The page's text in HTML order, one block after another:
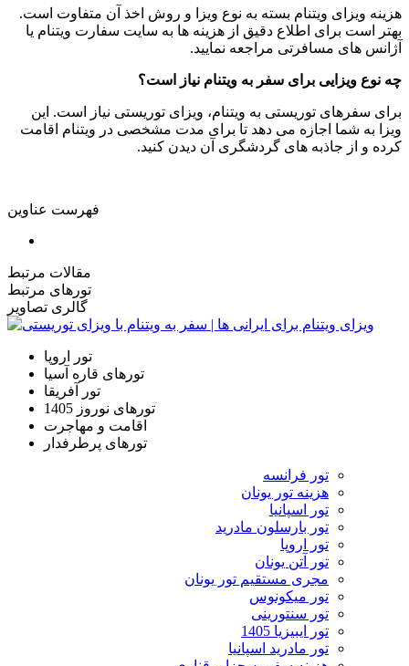
هزینه ویزای ویتنام بسته به نوع ویزا و روش اخذ آن متفاوت است.
بهتر است برای اطلاع دقیق از هزینه ‌ها به سایت سفارت ویتنام یا
آژانس‌ های مسافرتی مراجعه نمایید.
چه نوع ویزایی برای سفر به ویتنام نیاز است؟
برای سفرهای توریستی به ویتنام، ویزای توریستی نیاز است. این
ویزا به شما اجازه می ‌دهد تا برای مدت مشخصی در ویتنام اقامت
کرده و از جاذبه‌ های گردشگری آن دیدن کنید.
فهرست عناوین
مقالات مرتبط
تورهای مرتبط
گالری تصاویر
تور اروپا
تورهای قاره آسیا
تور آفریقا
تورهای نوروز 1405
اقامت و مهاجرت
تورهای پرطرفدار
تور فرانسه
هزینه تور یونان
تور اسپانیا
تور بارسلون مادرید
تور اروپا
تور آتن یونان
مجری مستقیم تور یونان
تور میکونوس
تور سنتورینی
تور ایبیزیا 1405
تور مادرید اسپانیا